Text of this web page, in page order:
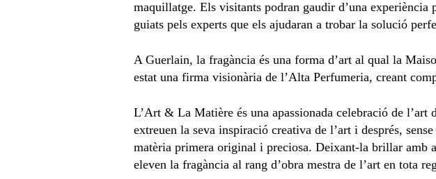
maquillatge. Els visitants podran gaudir d’una
guiats pels experts que els ajudaran a trobar la solució
A Guerlain, la fragància és una forma d’art al qual la
estat una firma visionària de l’Alta Perfumeria, creant
L’Art & La Matière és una apassionada celebració de
extreuen la seva inspiració creativa de l’art i després,
matèria primera original i preciosa. Deixant-la brillar amb
eleven la fragància al rang d’obra mestra de l’art en tota